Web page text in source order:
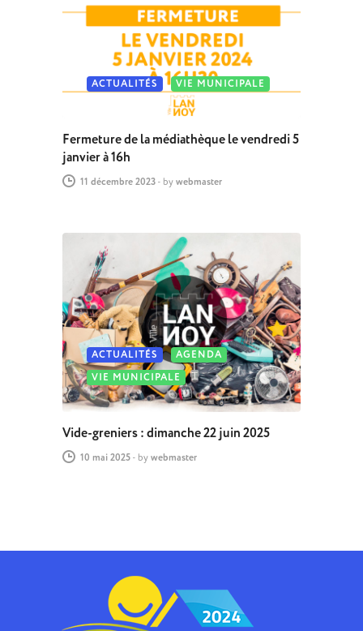
ACTUALITÉS VIE MUNICIPALE
Fermeture de la médiathèque le vendredi 5
janvier à 16h
11 décembre 2023- by webmaster
ACTUALITÉS
AGENDA
VIE MUNICIPALE
Vide-greniers : dimanche 22 juin 2025
10 mai 2025- by webmaster